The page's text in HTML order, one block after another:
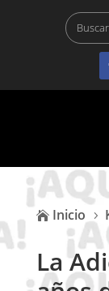
 Inicio 5
La